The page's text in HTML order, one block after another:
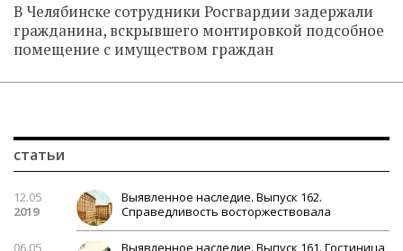
В Челябинске сотрудники Росгвардии задержали
гражданина, вскрывшего монтировкой подсобное
помещение с имуществом граждан
статьи
12.05
2019
Выявленное наследие. Выпуск 162.
Справедливость восторжествовала
06.05
Выявленное наследие. Выпуск 161. Гостиница